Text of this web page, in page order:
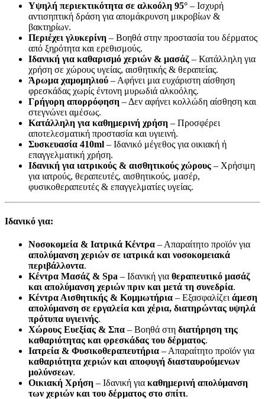
Υψηλή περιεκτικότητα σε αλκοόλη 95° – Ισχυρή
αντισηπτική δράση για απομάκρυνση μικροβίων &
βακτηρίων.
Περιέχει γλυκερίνη – Βοηθά στην προστασία του δέρματος
από ξηρότητα και ερεθισμούς.
Ιδανική για καθαρισμό χεριών & μασάζ – Κατάλληλη για
χρήση σε χώρους υγείας, αισθητικής & θεραπείας.
Άρωμα χαμομηλιού – Αφήνει μια ευχάριστη αίσθηση
φρεσκάδας χωρίς έντονη μυρωδιά αλκοόλης.
Γρήγορη απορρόφηση – Δεν αφήνει κολλώδη αίσθηση και
στεγνώνει αμέσως.
Κατάλληλη για καθημερινή χρήση – Προσφέρει
αποτελεσματική προστασία και υγιεινή.
Συσκευασία 410ml – Ιδανικό μέγεθος για οικιακή ή
επαγγελματική χρήση.
Ιδανική για ιατρικούς & αισθητικούς χώρους – Χρήσιμη
για ιατρούς, θεραπευτές, αισθητικούς, μασέρ,
φυσικοθεραπευτές & επαγγελματίες υγείας.
Ιδανικό για:
Νοσοκομεία & Ιατρικά Κέντρα – Απαραίτητο προϊόν για
απολύμανση χεριών σε ιατρικά και νοσοκομειακά
περιβάλλοντα.
Κέντρα Μασάζ & Spa – Ιδανική για θεραπευτικό μασάζ
και απολύμανση χεριών πριν και μετά τη συνεδρία.
Κέντρα Αισθητικής & Κομμωτήρια – Εξασφαλίζει άμεση
απολύμανση σε εργαλεία και χέρια, διατηρώντας υψηλά
πρότυπα υγιεινής.
Χώρους Ευεξίας & Σπα – Βοηθά στη διατήρηση της
καθαριότητας και φρεσκάδας του δέρματος.
Ιατρεία & Φυσικοθεραπευτήρια – Απαραίτητο προϊόν για
καθαριότητα χεριών και αποφυγή διασταυρούμενων
μολύνσεων.
Οικιακή Χρήση – Ιδανική για καθημερινή απολύμανση
των χεριών και του δέρματος στο σπίτι.